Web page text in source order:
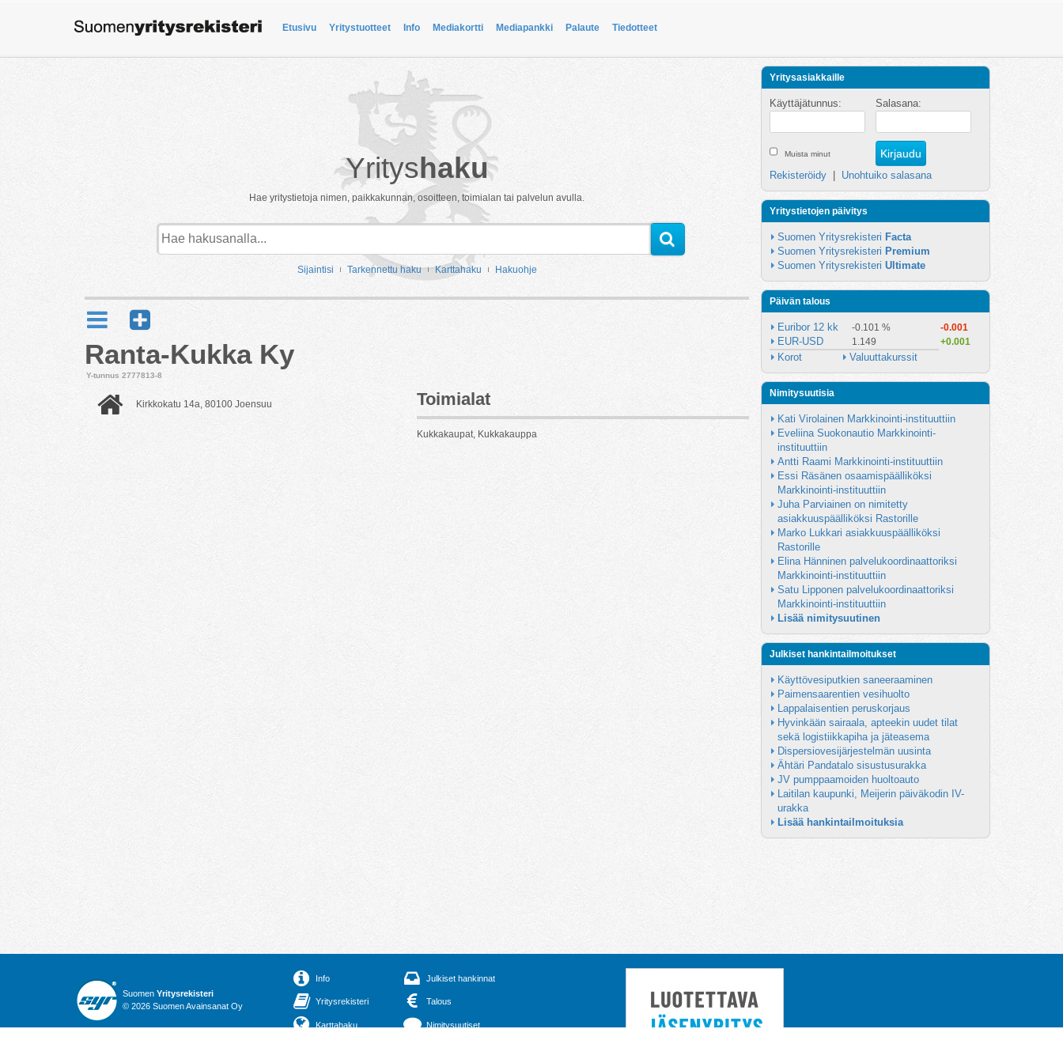
Etusivu Yritystuotteet Info Mediakortti Mediapankki Palaute Tiedotteet
Yrityshaku
Hae yritystietoja nimen, paikkakunnan, osoitteen, toimialan tai palvelun avulla.
Sijaintisi Tarkennettu haku Karttahaku Hakuohje
Ranta-Kukka Ky
Y-tunnus 2777813-8
Kirkkokatu 14a, 80100 Joensuu Toimialat
Kukkakaupat, Kukkakauppa
Yritysasiakkaille
Käyttäjätunnus: Salasana:
Muista minut
Rekisteröidy Unohtuiko salasana
Yritystietojen päivitys
Suomen Yritysrekisteri Facta
Suomen Yritysrekisteri Premium
Suomen Yritysrekisteri Ultimate
Päivän talous
Euribor 12 kk -0.101 % -0.001
EUR-USD 1.149 +0.001
Korot Valuuttakurssit
Nimitysuutisia
Kati Virolainen Markkinointi-instituuttiin
Eveliina Suokonautio Markkinointi-
instituuttiin
Antti Raami Markkinointi-instituuttiin
Essi Räsänen osaamispäälliköksi
Markkinointi-instituuttiin
Juha Parviainen on nimitetty
asiakkuuspäälliköksi Rastorille
Marko Lukkari asiakkuuspäälliköksi
Rastorille
Elina Hänninen palvelukoordinaattoriksi
Markkinointi-instituuttiin
Satu Lipponen palvelukoordinaattoriksi
Markkinointi-instituuttiin
Lisää nimitysuutinen
Julkiset hankintailmoitukset
Käyttövesiputkien saneeraaminen
Paimensaarentien vesihuolto
Lappalaisentien peruskorjaus
Hyvinkään sairaala, apteekin uudet tilat
sekä logistiikkapiha ja jäteasema
Dispersiovesijärjestelmän uusinta
Ähtäri Pandatalo sisustusurakka
JV pumppaamoiden huoltoauto
Laitilan kaupunki, Meijerin päiväkodin IV-
urakka
Lisää hankintailmoituksia
Suomen Yritysrekisteri
© 2026 Suomen Avainsanat Oy
Info
Yritysrekisteri
Karttahaku
Julkiset hankinnat
Talous
Nimitysuutiset